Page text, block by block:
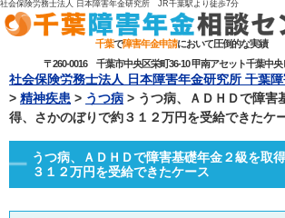
社会保険労務士法人 日本障害年金研究所 JR千葉駅より 徒歩7分
千葉で障害年金申請において圧倒的な実績
〒260-0016 千葉市中央区栄町36-10 甲南アセット千葉中央
社会保険労務士法人 日本障害年金研究所 千葉
> 精神疾患 > うつ病 > うつ病、ＡＤＨＤで障害
得、さかのぼりで約３１２万円を受給できたケ
うつ病、ＡＤＨＤで障害基礎年金２級を取
３１２万円を受給できたケース